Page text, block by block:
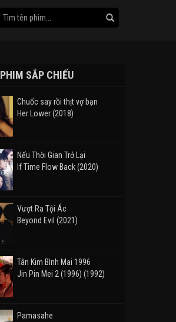
PHIM SẮP CHIẾU
Chuốc say rồi thịt vợ bạn
Her Lower (2018)
Nếu Thời Gian Trở Lại
If Time Flow Back (2020)
Vượt Ra Tội Ác
Beyond Evil (2021)
Tân Kim Bình Mai 1996
Jin Pin Mei 2 (1996) (1992)
Pamasahe